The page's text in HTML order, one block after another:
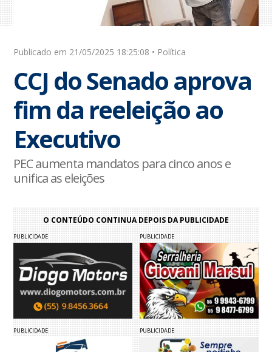
Publicado em 21/05/2025 18:25:08 • Política
CCJ do Senado aprova
fim da reeleição ao
Executivo
PEC aumenta mandatos para cinco anos e
unifica as eleições
O CONTEÚDO CONTINUA DEPOIS DA PUBLICIDADE
PUBLICIDADE PUBLICIDADE
PUBLICIDADE PUBLICIDADE